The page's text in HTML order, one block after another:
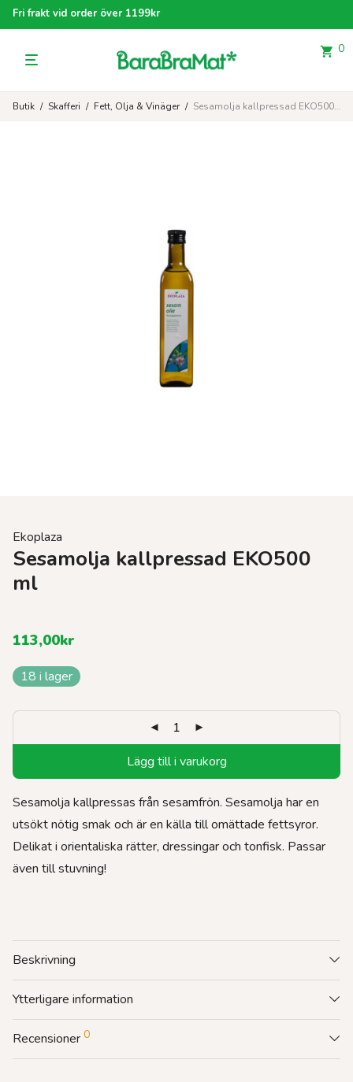
Fri frakt vid order över 1199kr
0
Butik / Skafferi / Fett, Olja & Vinäger / Sesamolja kallpressad EKO500 ml
Ekoplaza
Sesamolja kallpressad EKO500
ml
113,00kr
18 i lager
Lägg till i varukorg
Sesamolja kallpressas från sesamfrön. Sesamolja har en
utsökt nötig smak och är en källa till omättade fettsyror.
Delikat i orientaliska rätter, dressingar och tonfisk. Passar
även till stuvning!
Beskrivning
Ytterligare information
Recensioner 0